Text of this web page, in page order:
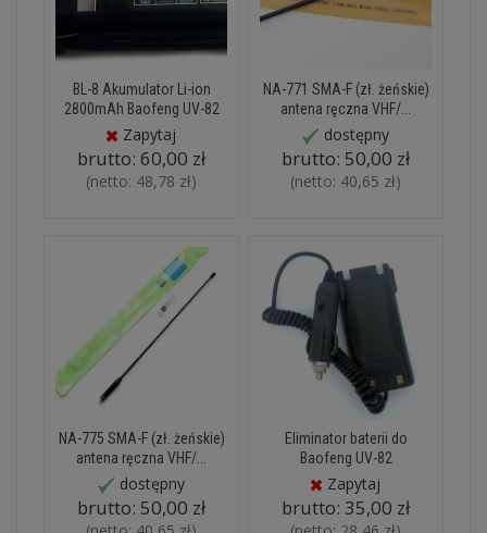
BL-8 Akumulator Li-ion
2800mAh Baofeng UV-82
Zapytaj
brutto: 60,00 zł
(netto: 48,78 zł)
NA-771 SMA-F (zł. żeńskie)
antena ręczna VHF/...
dostępny
brutto: 50,00 zł
(netto: 40,65 zł)
NA-775 SMA-F (zł. żeńskie)
antena ręczna VHF/...
dostępny
brutto: 50,00 zł
Eliminator baterii do
Baofeng UV-82
Zapytaj
brutto: 35,00 zł